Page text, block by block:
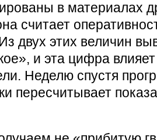
в материалах
считает
двух этих величин
и эта цифра
Неделю спустя
пересчитывает